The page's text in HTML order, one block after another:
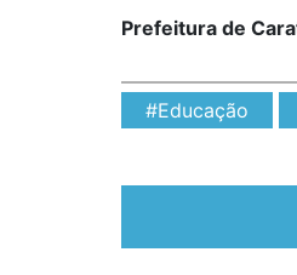
Prefeitura de
#Educação